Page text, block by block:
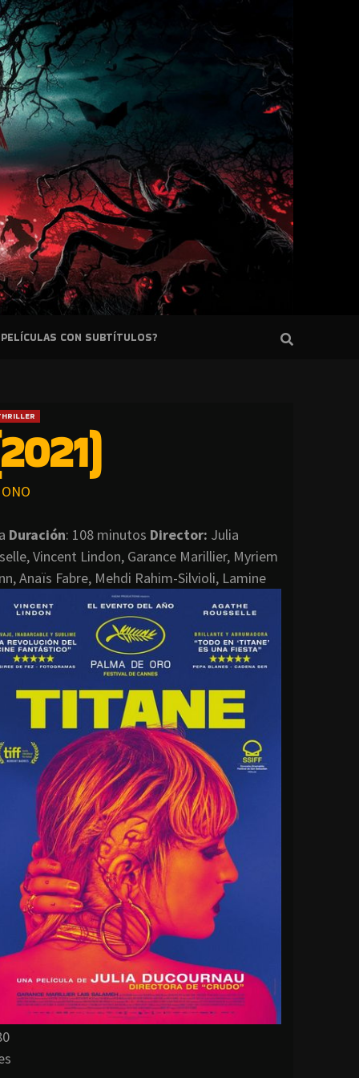
PELÍCULAS CON SUBTÍTULOS?
Duración: 108 minutos Director: Julia
Vincent Lindon, Garance Marillier, Myriem
Anaïs Fabre, Mehdi Rahim-Silvioli, Lamine